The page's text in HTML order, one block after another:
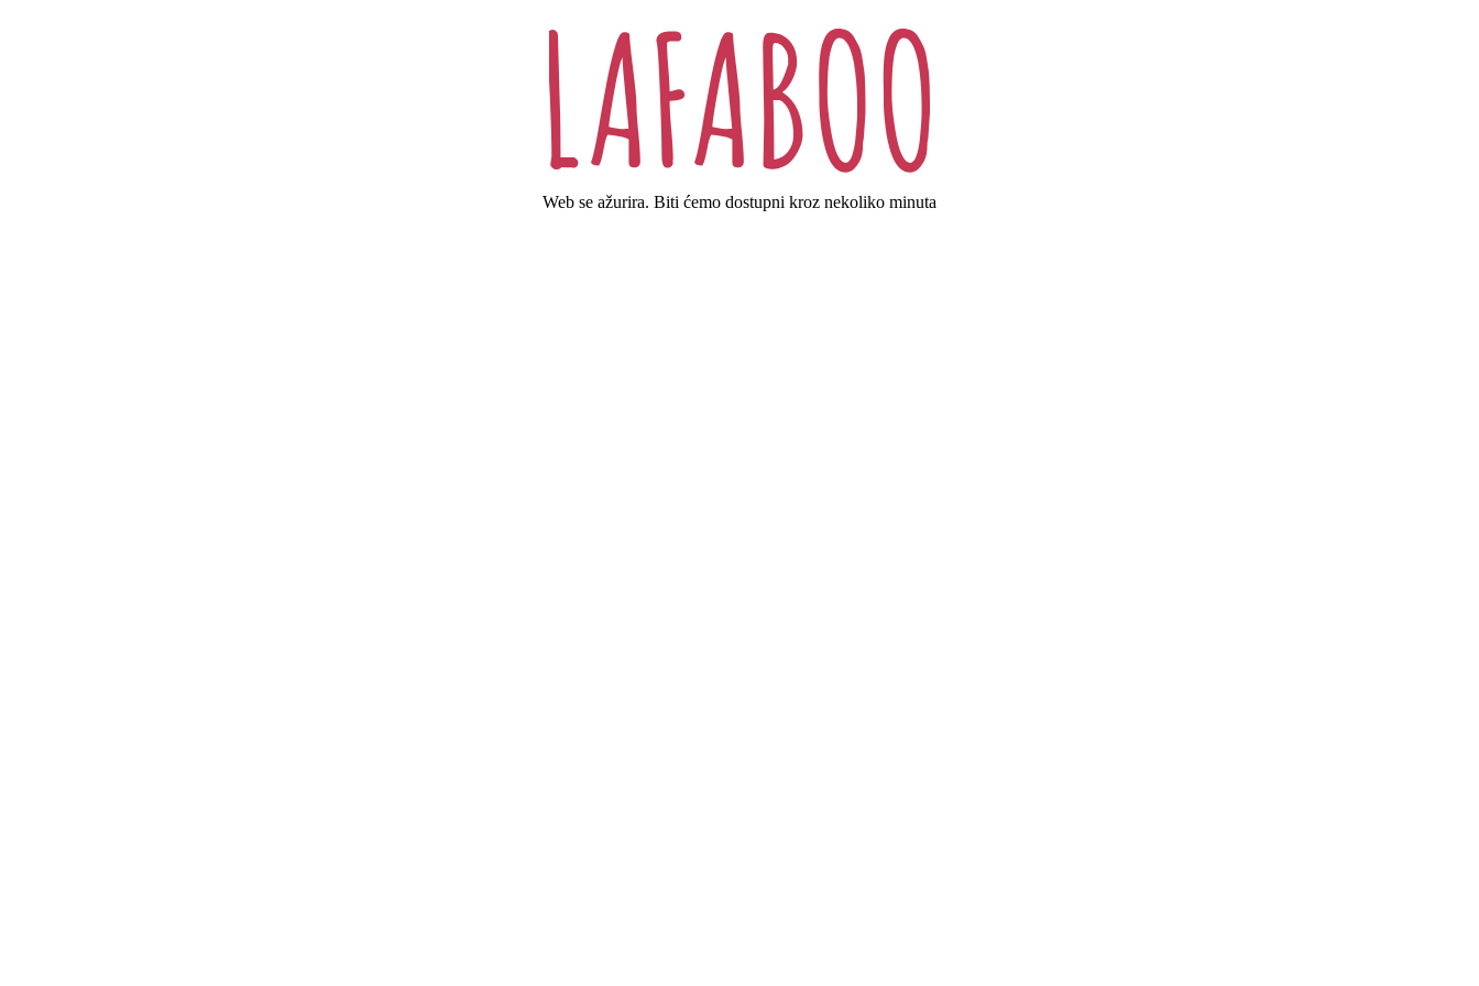
Web se ažurira. Biti ćemo dostupni kroz nekoliko minuta